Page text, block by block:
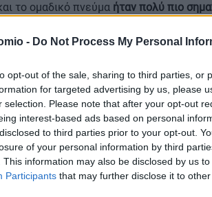
- Do Not Process My Personal
opt-out of the sale, sharing to third parties, or
for targeted advertising by us, please
selection. Please note that after your opt-out
interest-based ads based on personal
to third parties prior to your opt-out.
of your personal information by third
This information may also be disclosed by us
Participants that may further disclose it to other
το ομαδικό πνεύμα ήταν πολύ πιο
νοημοσύνης
ο επικεφαλής σχεδιαστής της
γεύσεων Olipop, λέει ότιη
με τον περίγυρό σουείναι τα
να βοηθήσουν στην εξέλιξη μιας
είναι διαπροσωπικά»